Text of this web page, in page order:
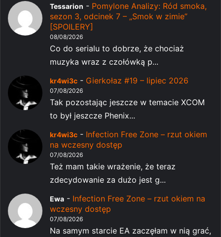
Tessarion - Pomylone Analizy: Ród smoka,
sezon 3, odcinek 7 – „Smok w zimie”
[SPOILERY]
08/08/2026
Co do serialu to dobrze, że chociaż
muzyka wraz z czołówką p...
kr4wi3c - Gierkołaz #19 – lipiec 2026
07/08/2026
Tak pozostając jeszcze w temacie XCOM
to był jeszcze Phenix...
kr4wi3c - Infection Free Zone – rzut okiem
na wczesny dostęp
07/08/2026
Też mam takie wrażenie, że teraz
zdecydowanie za dużo jest g...
Ewa - Infection Free Zone – rzut okiem na
wczesny dostęp
07/08/2026
Na samym starcie EA zaczęłam w nią grać,